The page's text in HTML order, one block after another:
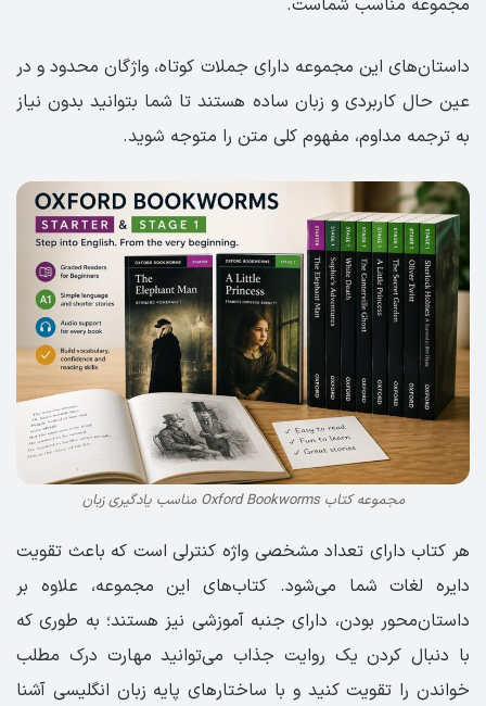
مجموعه مناسب شماست.
داستان‌های این مجموعه دارای جملات کوتاه، واژگان محدود و در
عین حال کاربردی و زبان ساده هستند تا شما بتوانید بدون نیاز
به ترجمه مداوم، مفهوم کلی متن را متوجه شوید.
مجموعه کتاب Oxford Bookworms مناسب یادگیری زبان
هر کتاب دارای تعداد مشخصی واژه کنترلی است که باعث تقویت
دایره لغات شما می‌شود. کتاب‌های این مجموعه، علاوه بر
داستان‌محور بودن، دارای جنبه آموزشی نیز هستند؛ به طوری که
با دنبال کردن یک روایت جذاب می‌توانید مهارت درک مطلب
خواندن را تقویت کنید و با ساختارهای پایه زبان انگلیسی آشنا